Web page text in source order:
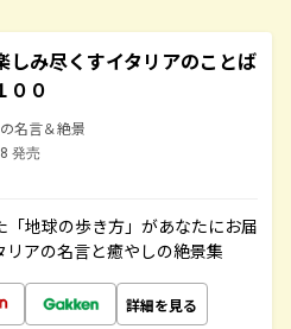
しみ尽くすイタリアのことば
００
名言＆絶景
発売
地球の歩き方」があなたにお届
アの名言と癒やしの絶景集
詳細を見る